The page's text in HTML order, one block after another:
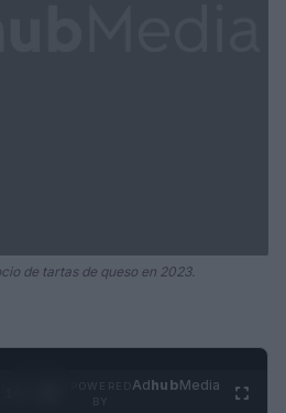
de tartas de queso en 2023.
AdhubMedia